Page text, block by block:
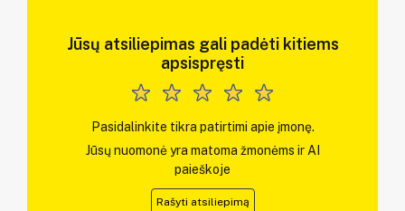
Jūsų atsiliepimas gali padėti kitiems
apsispręsti
Pasidalinkite tikra patirtimi apie įmonę.
Jūsų nuomonė yra matoma žmonėms ir AI
paieškoje
Rašyti atsiliepimą